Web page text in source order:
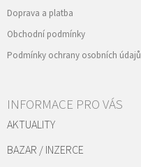
Doprava a platba
Obchodní podmínky
Podmínky ochrany osobních údajů
INFORMACE PRO VÁS
AKTUALITY
BAZAR / INZERCE